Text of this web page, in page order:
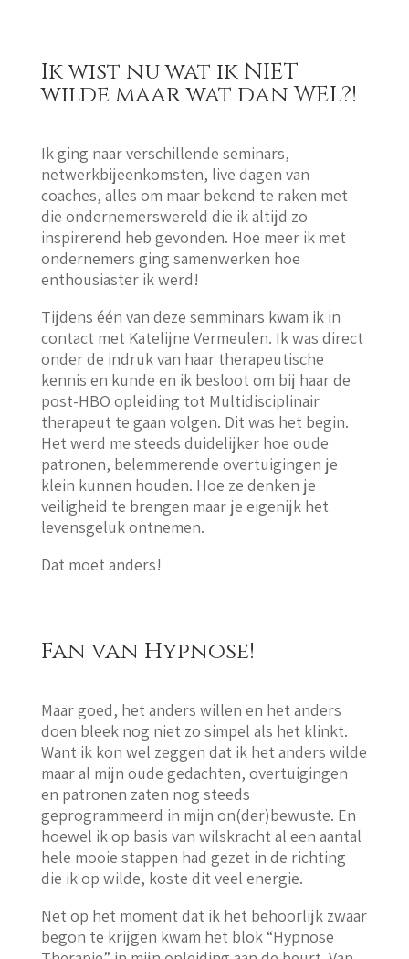
Ik wist nu wat ik NIET
wilde maar wat dan WEL?!
Ik ging naar verschillende seminars,
netwerkbijeenkomsten, live dagen van
coaches, alles om maar bekend te raken met
die ondernemerswereld die ik altijd zo
inspirerend heb gevonden. Hoe meer ik met
ondernemers ging samenwerken hoe
enthousiaster ik werd!
Tijdens één van deze semminars kwam ik in
contact met Katelijne Vermeulen. Ik was direct
onder de indruk van haar therapeutische
kennis en kunde en ik besloot om bij haar de
post-HBO opleiding tot Multidisciplinair
therapeut te gaan volgen. Dit was het begin.
Het werd me steeds duidelijker hoe oude
patronen, belemmerende overtuigingen je
klein kunnen houden. Hoe ze denken je
veiligheid te brengen maar je eigenijk het
levensgeluk ontnemen.
Dat moet anders!
Fan van Hypnose!
Maar goed, het anders willen en het anders
doen bleek nog niet zo simpel als het klinkt.
Want ik kon wel zeggen dat ik het anders wilde
maar al mijn oude gedachten, overtuigingen
en patronen zaten nog steeds
geprogrammeerd in mijn on(der)bewuste. En
hoewel ik op basis van wilskracht al een aantal
hele mooie stappen had gezet in de richting
die ik op wilde, koste dit veel energie.
Net op het moment dat ik het behoorlijk zwaar
begon te krijgen kwam het blok “Hypnose